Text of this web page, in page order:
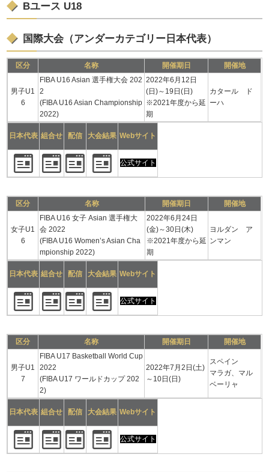
Bユース U18
国際⼤会（アンダーカテゴリー⽇本代表）
区分 名称 開催期日 開催地
男子U1
6
FIBA U16 Asian 選手権大会 202
2
(FIBA U16 Asian Championship
2022)
2022年6月12日
(日)～19日(日)
※2021年度から延
期
カタール ド
ーハ
日本代表 組合せ 配信 大会結果 Webサイト
公式サイト
区分 名称 開催期日 開催地
女子U1
6
FIBA U16 女子 Asian 選手権大
会 2022
(FIBA U16 Women’s Asian Cha
mpionship 2022)
2022年6月24日
(金)～30日(木)
※2021年度から延
期
ヨルダン ア
ンマン
日本代表 組合せ 配信 大会結果 Webサイト
公式サイト
区分 名称 開催期日 開催地
男子U1
7
FIBA U17 Basketball World Cup
2022
(FIBA U17 ワールドカップ 202
2)
2022年7月2日(土)
～10日(日)
スペイン
マラガ、マル
ベーリャ
日本代表 組合せ 配信 大会結果 Webサイト
公式サイト